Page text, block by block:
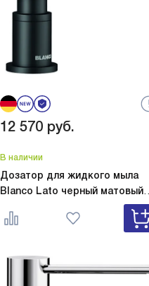
12 570 руб.
В наличии
Дозатор для жидкого мыла
Blanco Lato черный матовый
Lato черный матовый 525789